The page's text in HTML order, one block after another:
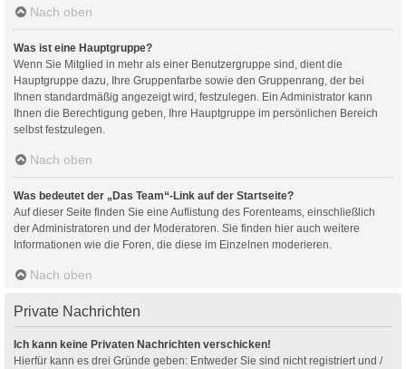
Nach oben
Was ist eine Hauptgruppe?
Wenn Sie Mitglied in mehr als einer Benutzergruppe sind, dient die
Hauptgruppe dazu, Ihre Gruppenfarbe sowie den Gruppenrang, der bei
Ihnen standardmäßig angezeigt wird, festzulegen. Ein Administrator kann
Ihnen die Berechtigung geben, Ihre Hauptgruppe im persönlichen Bereich
selbst festzulegen.
Nach oben
Was bedeutet der „Das Team“-Link auf der Startseite?
Auf dieser Seite finden Sie eine Auflistung des Forenteams, einschließlich
der Administratoren und der Moderatoren. Sie finden hier auch weitere
Informationen wie die Foren, die diese im Einzelnen moderieren.
Nach oben
Private Nachrichten
Ich kann keine Privaten Nachrichten verschicken!
Hierfür kann es drei Gründe geben: Entweder Sie sind nicht registriert und /